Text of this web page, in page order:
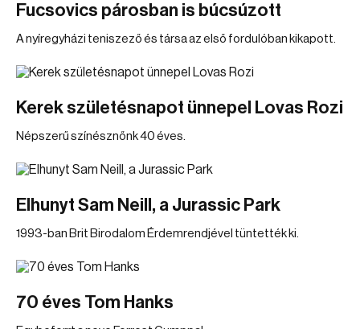
Fucsovics párosban is búcsúzott
A nyíregyházi teniszező és társa az első fordulóban kikapott.
Kerek születésnapot ünnepel Lovas Rozi
Népszerű színésznőnk 40 éves.
Elhunyt Sam Neill, a Jurassic Park
1993-ban Brit Birodalom Érdemrendjével tüntették ki.
70 éves Tom Hanks